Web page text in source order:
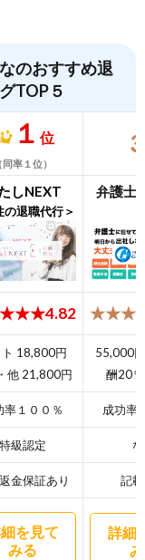
のおすすめ退
TOP５
１ 位
同率１位）
しNEXT
の退職代行＞
弁護士
18,800円
他 21,800円
55,000
酬20
率１００％ 成功率
特級認定
金保証あり 記
を見て
みる
詳細